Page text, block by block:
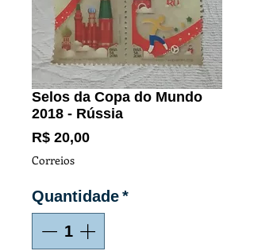
Selos da Copa do Mundo
2018 - Rússia
R$ 20,00Preço
Correios
Quantidade*